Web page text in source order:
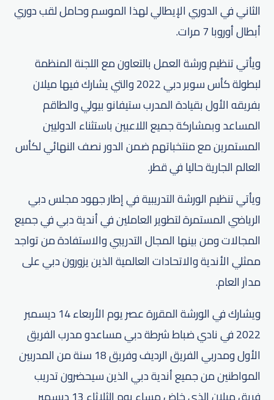
الثاني في الدوري الإيطالي لهذا الموسم وحامل لقب دوري
أبطال أوروبا 7 مرات.
ويأتي تنظيم ورشة العمل بالتعاون مع اللجنة المنظمة
لبطولة كأس سوبر دبي 2022 والتي يشارك فيها ميلان
بفريقه الأول بقيادة المدرب ستيفانو بيولي والطاقم
المساعد وبمشاركة جميع اللاعبين باستثناء الدوليين
المستمرين مع منتخباتهم ضمن الدور نصف النهائي لكأس
العالم الجارية حاليا في قطر.
ويأتي تنظيم الورشة التدريبية في إطار جهود مجلس دبي
الرياضي المستمرة لتطوير العاملين في أندية دبي في جميع
المجالات ومن بينها المجال التدريبي والاستفادة من تواجد
ممثلي الأندية والاتحادات العالمية الذين يزورون دبي على
مدار العام.
ويشارك في الورشة المقررة عصر يوم الأربعاء 14 ديسمبر
2022 في نادي ضباط شرطة دبي مساعدو مدرب الفريق
الأول ومدربي الفريق الرديف وفريق 18 سنة من المدربين
المواطنين من جميع أندية دبي الذين سيحضرون تدريب